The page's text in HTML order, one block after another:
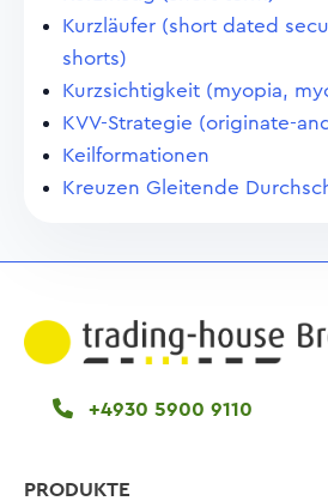
Kurzläufer (short dated
shorts)
Kurzsichtigkeit (myopia,
KVV-Strategie (originate-
Keilformationen
Kreuzen Gleitende
+4930 5900 9110
PRODUKTE